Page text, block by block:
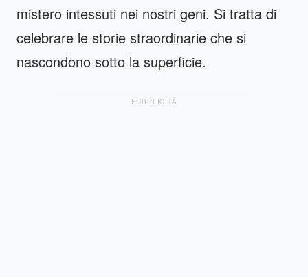
mistero intessuti nei nostri geni. Si tratta di
celebrare le storie straordinarie che si
nascondono sotto la superficie.
PUBBLICITÀ